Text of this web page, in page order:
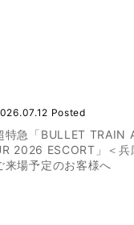
Posted
特急「BULLET TRAIN
2026 ESCORT」＜兵
来場予定のお客様へ